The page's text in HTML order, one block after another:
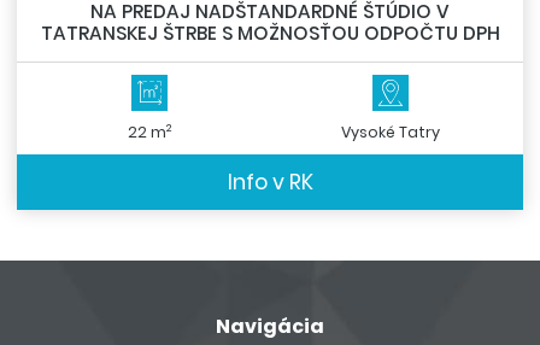
NA PREDAJ NADŠTANDARDNÉ ŠTÚDIO V
TATRANSKEJ ŠTRBE S MOŽNOSŤOU ODPOČTU DPH
22 m2 Vysoké Tatry
Info v RK
Navigácia